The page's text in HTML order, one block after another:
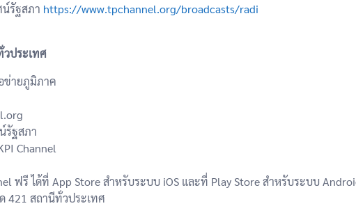
รัฐสภา https://www.tpchannel.org/broadcasts/radi
วประเทศ
ข่ายภูมิภาค
รัฐสภา
Channel
ฟรี ได้ที่ App Store สำหรับระบบ iOS และที่ Play Store สำหรับระบบ
421 สถานีทั่วประเทศ